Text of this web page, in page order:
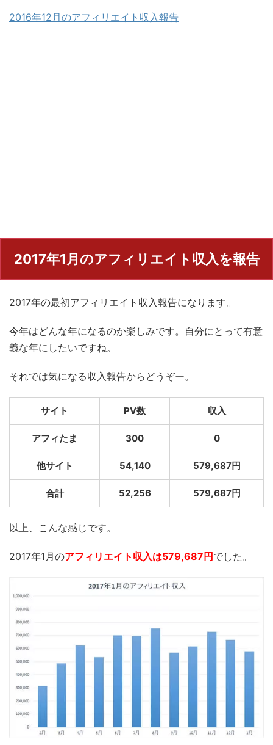
2016年12月のアフィリエイト収入報告
2017年1月のアフィリエイト収入を報告
2017年の最初アフィリエイト収入報告になります。
今年はどんな年になるのか楽しみです。自分にとって有意
義な年にしたいですね。
それでは気になる収入報告からどうぞー。
サイト PV数 収入
アフィたま 300 0
他サイト 54,140 579,687円
合計 52,256 579,687円
以上、こんな感じです。
2017年1月のアフィリエイト収入は579,687円でした。